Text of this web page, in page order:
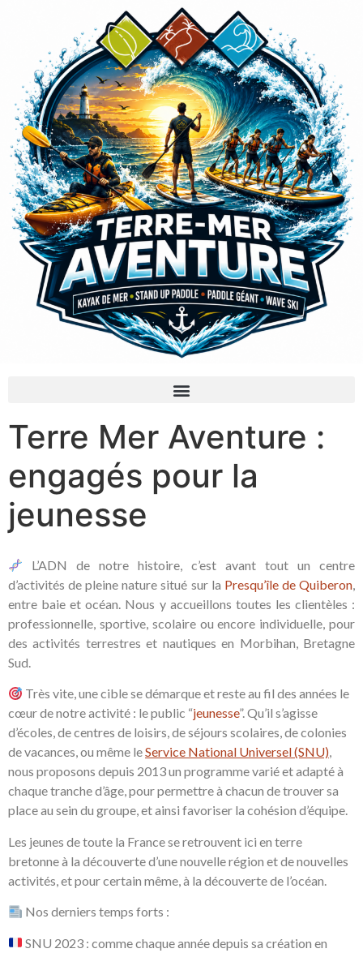
Terre Mer Aventure :
engagés pour la
jeunesse
L’ADN de notre histoire, c’est avant tout un centre
d’activités de pleine nature situé sur la Presqu’île de Quiberon,
entre baie et océan. Nous y accueillons toutes les clientèles :
professionnelle, sportive, scolaire ou encore individuelle, pour
des activités terrestres et nautiques en Morbihan, Bretagne
Sud.
Très vite, une cible se démarque et reste au fil des années le
cœur de notre activité : le public “jeunesse”. Qu’il s’agisse
d’écoles, de centres de loisirs, de séjours scolaires, de colonies
de vacances, ou même leService National Universel (SNU),
nous proposons depuis 2013 un programme varié et adapté à
chaque tranche d’âge, pour permettre à chacun de trouver sa
place au sein du groupe, et ainsi favoriser la cohésion d’équipe.
Les jeunes de toute la France se retrouvent ici en terre
bretonne à la découverte d’une nouvelle région et de nouvelles
activités, et pour certain même, à la découverte de l’océan.
Nos derniers temps forts :
SNU 2023 : comme chaque année depuis sa création en